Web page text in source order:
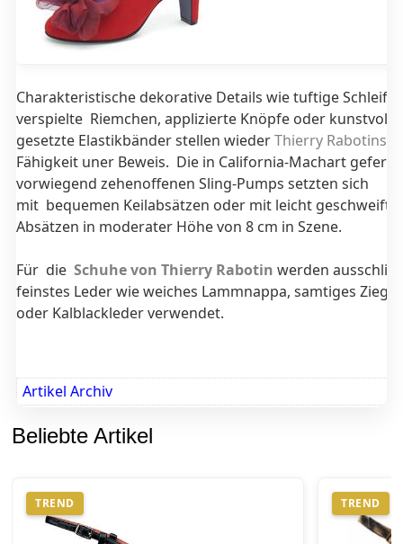
Charakteristische dekorative Details wie tuftige
verspielte Riemchen, applizierte Knöpfe oder kunstvoll
gesetzte Elastikbänder stellen wiederThierry Rabotins
Fähigkeit uner Beweis. Die in California-Machart
vorwiegend zehenoffenen Sling-Pumps setzten sich
mit bequemen Keilabsätzen oder mit leicht
Absätzen in moderater Höhe von 8 cm in Szene.
Für die Schuhe von Thierry Rabotin werden
feinstes Leder wie weiches Lammnappa, samtiges
oder Kalblackleder verwendet.
Artikel Archiv
Beliebte Artikel
TREND TREND